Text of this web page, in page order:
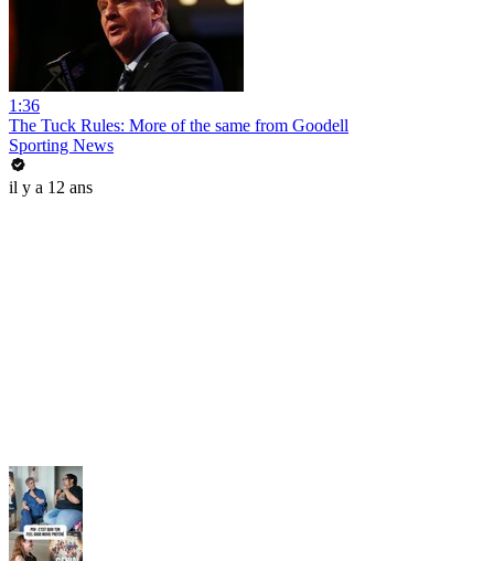
1:36
The Tuck Rules: More of the same from Goodell
Sporting News
il y a 12 ans